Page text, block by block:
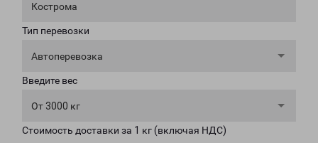
Кострома
Тип перевозки
Автоперевозка
Введите вес
От 3000 кг
Стоимость доставки за 1 кг (включая НДС)